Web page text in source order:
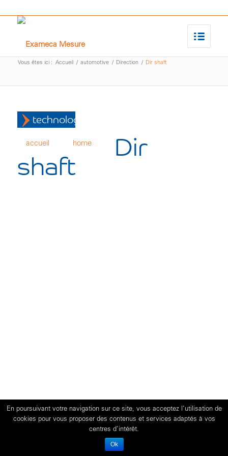
Vous êtes ici : Accueil / automotive / Direction / Dir shaft
technologies
accueil home Dir
shaft
En poursuivant votre navigation sur ce site, vous acceptez l’utilisation de
cookies pour vous proposer des contenus et services adaptés à vos
centres d’intérêt.
Ok